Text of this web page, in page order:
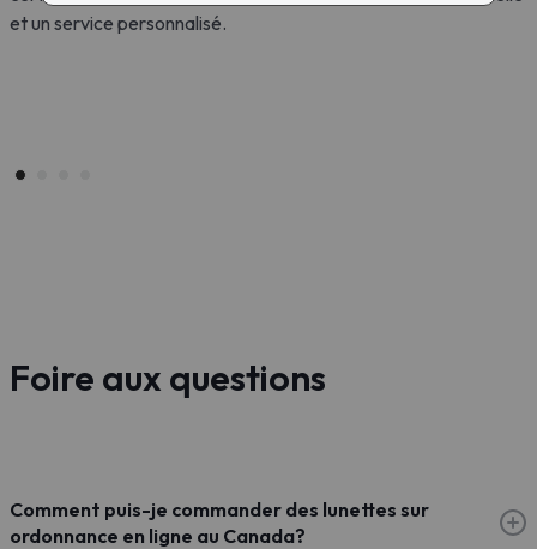
et un service personnalisé.
Foire aux questions
Comment puis-je commander des lunettes sur
ordonnance en ligne au Canada?